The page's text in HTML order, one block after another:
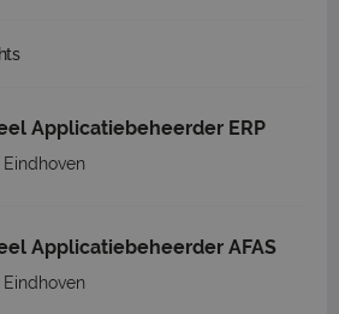
Applicatiebeheerder ERP
Eindhoven
Applicatiebeheerder AFAS
Eindhoven